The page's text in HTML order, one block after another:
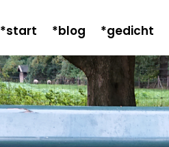
*start *blog *gedicht